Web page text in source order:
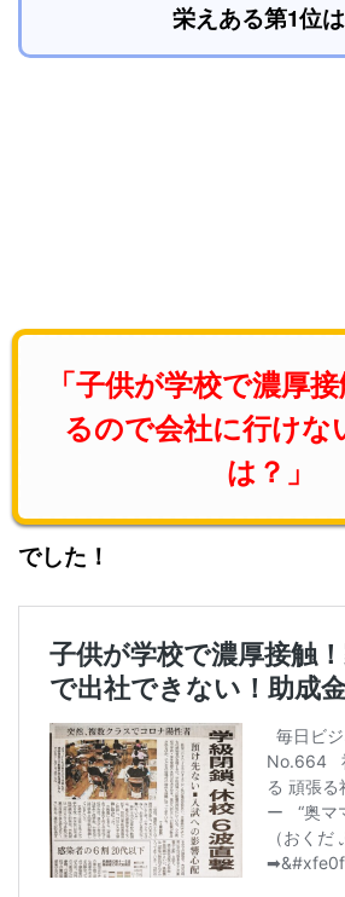
栄えある第1位
「子供が学校で濃厚
るので会社に行けな
は？」
でした！